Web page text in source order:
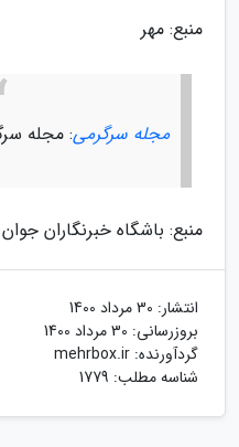
منبع: مهر
مجله سرگرمی: مجله
منبع: باشگاه خبرنگاران جوان
انتشار: 30 مرداد 1400
بروزرسانی: 30 مرداد 1400
گردآورنده: mehrbox.ir
شناسه مطلب: 1779